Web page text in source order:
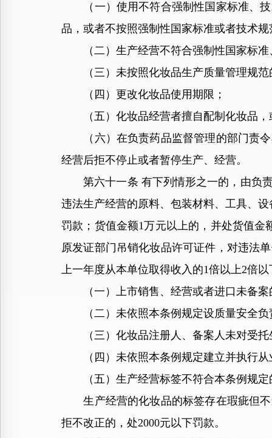
（一）使用不符合强制性国家标准、技
品，或者不按照强制性国家标准或者技术
（二）生产经营不符合强制性国家标准
（三）未按照化妆品生产质量管理规范
（四）更改化妆品使用期限；
（五）化妆品经营者擅自配制化妆品，
（六）在负责药品监督管理的部门责令
经营后拒不停止或者暂停生产、经营。
第六十一条 有下列情形之一的，由负责
违法生产经营的原料、包装材料、工具、
罚款；货值金额1万元以上的，并处货值
原发证部门吊销化妆品许可证件，对违法
上一年度从本单位取得收入的1倍以上2倍
（一）上市销售、经营或者进口未备案
（二）未依照本条例规定设质量安全负
（三）化妆品注册人、备案人未对受托
（四）未依照本条例规定建立并执行从
（五）生产经营标签不符合本条例规定
生产经营的化妆品的标签存在瑕疵但不
拒不改正的，处2000元以下罚款。